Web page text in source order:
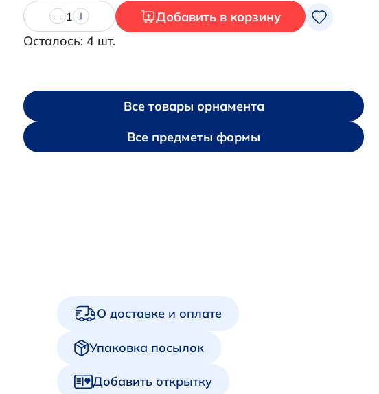
1
Осталось: 4 шт.
Добавить в корзину
Все товары орнамента
Все предметы формы
О доставке и оплате
Упаковка посылок
Добавить открытку